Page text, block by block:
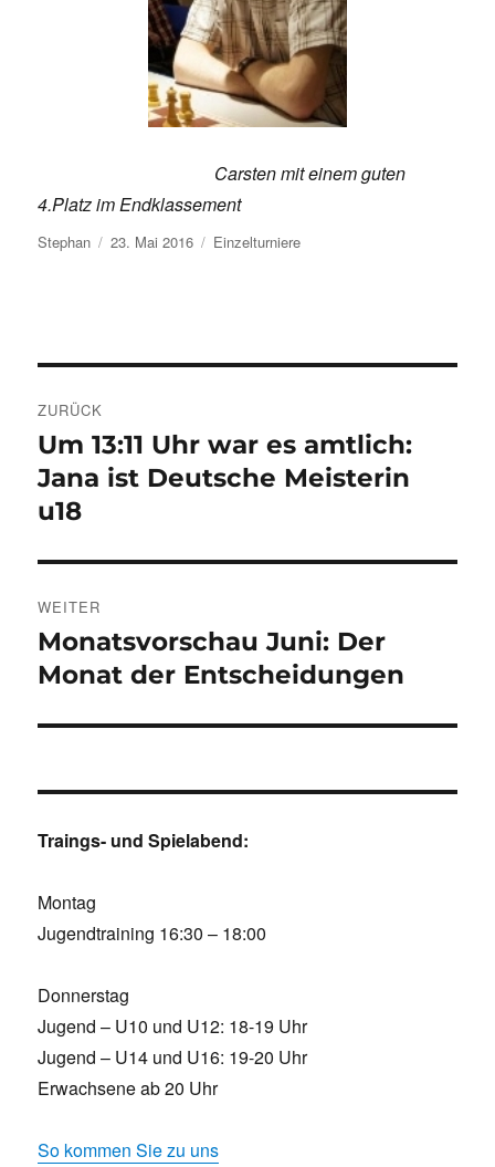
Carsten mit einem guten
4.Platz im Endklassement
Autor
Stephan Veröffentlicht
am
23. Mai 2016 Kategorien
Einzelturniere
ZURÜCK
Vorheriger
Beitrag:
Um 13:11 Uhr war es amtlich:
Jana ist Deutsche Meisterin
u18
WEITER
Nächster
Beitrag:
Monatsvorschau Juni: Der
Monat der Entscheidungen
Traings- und Spielabend:
Montag
Jugendtraining 16:30 – 18:00
Donnerstag
Jugend – U10 und U12: 18-19 Uhr
Jugend – U14 und U16: 19-20 Uhr
Erwachsene ab 20 Uhr
So kommen Sie zu uns